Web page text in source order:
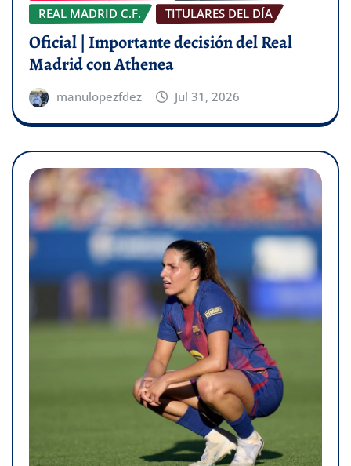
REAL MADRID C.F.
TITULARES DEL DÍA
Oficial | Importante decisión del Real
Madrid con Athenea
manulopezfdez Jul 31, 2026